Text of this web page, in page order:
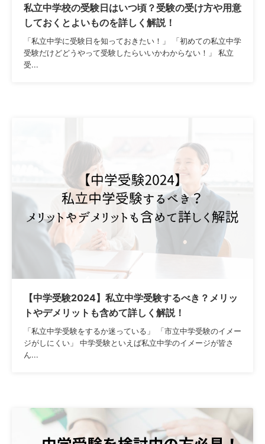
私立中学校の受験日はいつ頃？受験の受け方や用意
しておくとよいものを詳しく解説！
「私立中学に受験日を知っておきたい！」 「初めての私立中学
受験だけどどうやって受験したらいいかわからない！」 私立
受...
【中学受験2024】私立中学受験するべき？メリッ
トやデメリットも含めて詳しく解説！
「私立中学受験をするか迷っている」 「市立中学受験のイメー
ジがしにくい」 中学受験といえば私立中学のイメージが皆さ
ん...